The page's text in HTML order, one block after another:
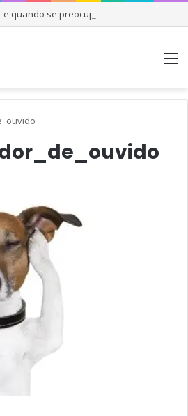
quando se preocupar